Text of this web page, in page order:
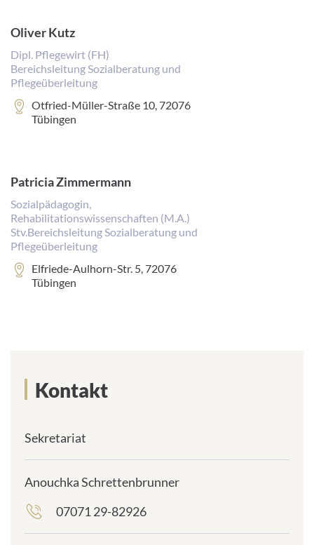
Oliver Kutz
Dipl. Pflegewirt (FH)
Bereichsleitung Sozialberatung und
Pflegeüberleitung
Adresse:
Otfried-Müller-Straße 10, 72076
Tübingen
Patricia Zimmermann
Sozialpädagogin,
Rehabilitationswissenschaften (M.A.)
Stv.Bereichsleitung Sozialberatung und
Pflegeüberleitung
Adresse:
Elfriede-Aulhorn-Str. 5, 72076
Tübingen
Kontakt
Sekretariat
Anouchka Schrettenbrunner
frontend.sr-
07071 29-82926